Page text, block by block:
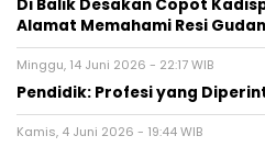
Di Balik Desakan Copot
Alamat Memahami Resi
Minggu, 14 Juni 2026 - 22:17 WIB
Pendidik: Profesi yang
Kamis, 4 Juni 2026 - 19:44 WIB